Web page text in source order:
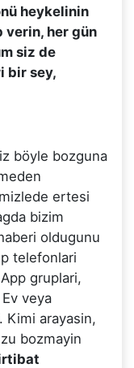
heykelinin
verin, her gün
siz de
bir sey,
böyle bozguna
ertesi
bizim
oldugunu
telefonlari
gruplari,
veya
Kimi arayasin,
bozmayin